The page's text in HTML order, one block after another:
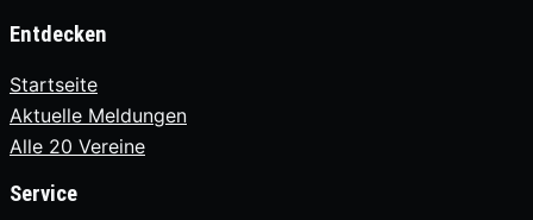
Entdecken
Startseite
Aktuelle Meldungen
Alle 20 Vereine
Service